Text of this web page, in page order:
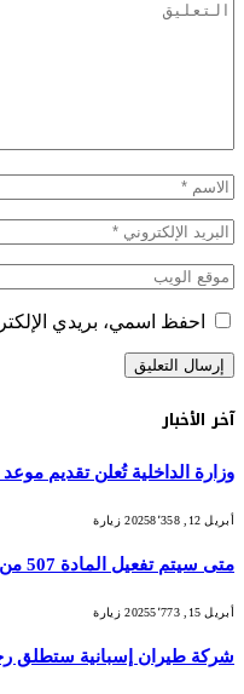
احفظ اسمي، بريدي
آخر الأخبار
وزارة الداخلية تُعلن تقديم موعد
أبريل 12, 2025 8٬358 زيارة
متى سيتم تفعيل المادة 507 من القانون الجنائي؟
أبريل 15, 2025 5٬773 زيارة
شركة طيران إسبانية ستطلق